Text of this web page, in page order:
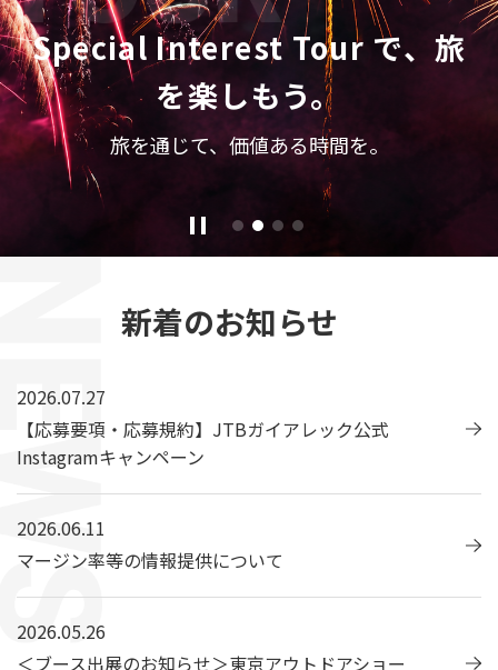
Special Interest Tour で、旅
を楽しもう。
旅を通じて、 価値ある時間を。
新着のお知らせ
2026.07.27
【応募要項・応募規約】JTBガイアレック公式
Instagramキャンペーン
2026.06.11
マージン率等の情報提供について
2026.05.26
＜ブース出展のお知らせ＞東京アウトドアショー